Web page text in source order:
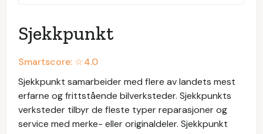
Sjekkpunkt
Smartscore: ☆4.0
Sjekkpunkt samarbeider med flere av landets mest
erfarne og frittstående bilverksteder. Sjekkpunkts
verksteder tilbyr de fleste typer reparasjoner og
service med merke- eller originaldeler. Sjekkpunkt